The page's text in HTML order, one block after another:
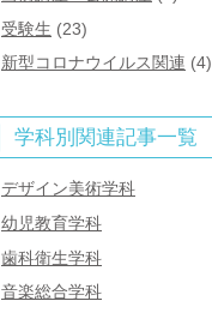
受験生 (23)
新型コロナウイルス関連 (4)
学科別関連記事一覧
デザイン美術学科
幼児教育学科
歯科衛生学科
音楽総合学科